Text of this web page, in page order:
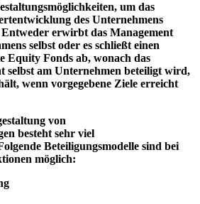
um das
des Unternehmens
erwirbt das Management
selbst oder es schließt einen
Equity Fonds ab, wonach das
selbst am Unternehmen beteiligt wird,
wenn vorgegebene Ziele erreicht
von
besteht sehr viel
Beteiligungsmodelle sind bei
möglich: